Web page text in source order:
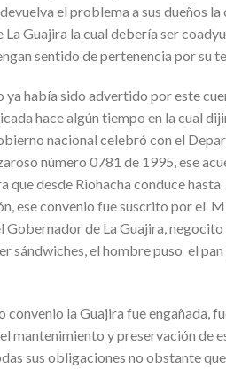
el problema a sus dueños
Guajira la cual debería ser
sentido de pertenencia por su
ya había sido advertido por este
hace algún tiempo en la cual
nacional celebró con el
número 0781 de 1995, ese
que desde Riohacha conduce
ese convenio fue suscrito por el
Gobernador de La Guajira,
sándwiches, el hombre puso el
convenio la Guajira fue engañada,
mantenimiento y preservación de
sus obligaciones no obstante